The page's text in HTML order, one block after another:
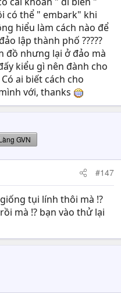
có thể " embark" khi
hiểu làm cách nào để
lập thành phố ?????
đồ nhưng lại ở đảo mà
kiểu gì nên đành cho
Có ai biết cách cho
với, thanks
GVN
#147
tụi lính thôi mà !?
mà !? bạn vào thử lại